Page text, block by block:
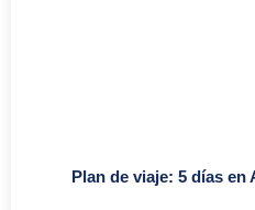
Plan de viaje: 5 días en